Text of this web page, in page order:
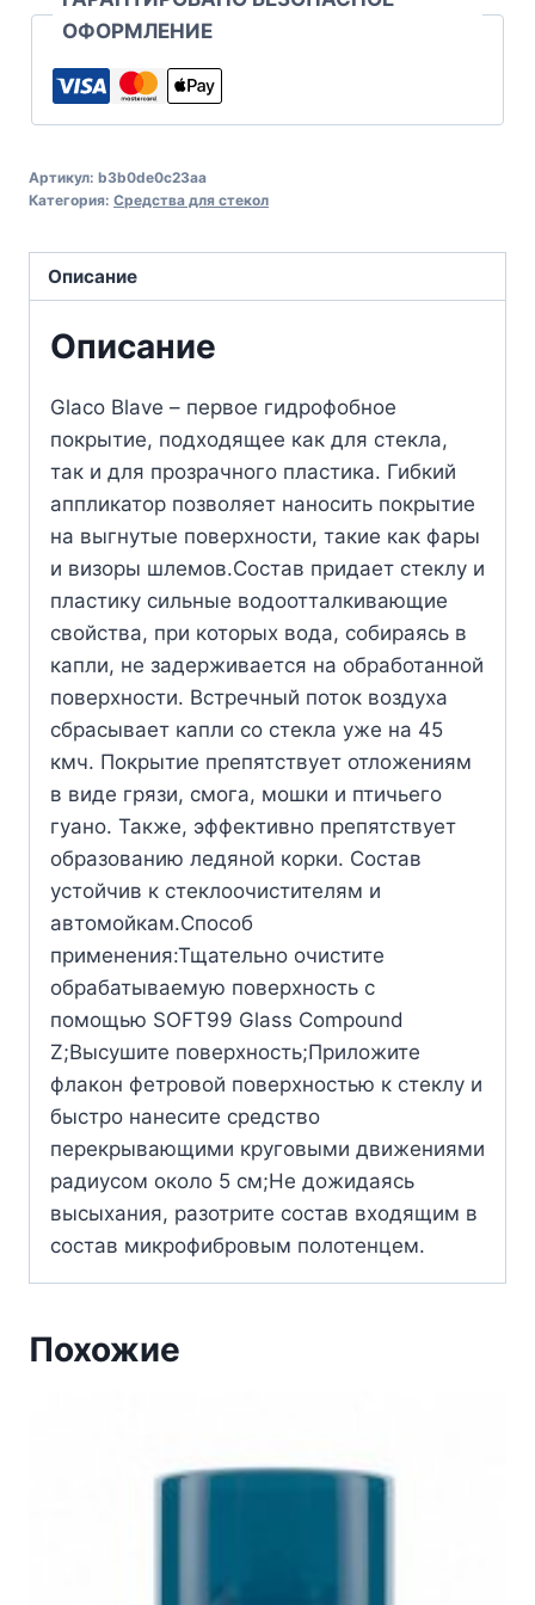
ОФОРМЛЕНИЕ
Артикул: b3b0de0c23aa
Категория: Средства для стекол
Описание
Описание
Glaco Blave – первое гидрофобное
покрытие, подходящее как для стекла,
так и для прозрачного пластика. Гибкий
аппликатор позволяет наносить покрытие
на выгнутые поверхности, такие как фары
и визоры шлемов.Состав придает стеклу и
пластику сильные водоотталкивающие
свойства, при которых вода, собираясь в
капли, не задерживается на обработанной
поверхности. Встречный поток воздуха
сбрасывает капли со стекла уже на 45
кмч. Покрытие препятствует отложениям
в виде грязи, смога, мошки и птичьего
гуано. Также, эффективно препятствует
образованию ледяной корки. Состав
устойчив к стеклоочистителям и
автомойкам.Способ
применения:Тщательно очистите
обрабатываемую поверхность с
помощью SOFT99 Glass Compound
Z;Высушите поверхность;Приложите
флакон фетровой поверхностью к стеклу и
быстро нанесите средство
перекрывающими круговыми движениями
радиусом около 5 см;Не дожидаясь
высыхания, разотрите состав входящим в
состав микрофибровым полотенцем.
Похожие